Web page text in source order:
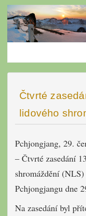
Skip
content
Čtvrté
lidového
Pchjongjang, 29.
– Čtvrté zasedání
shromáždění
Pchjongjangu dne
Na zasedání byl